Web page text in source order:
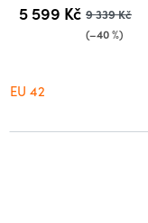
5 599 Kč 9 339 Kč
(–40 %)
EU 42